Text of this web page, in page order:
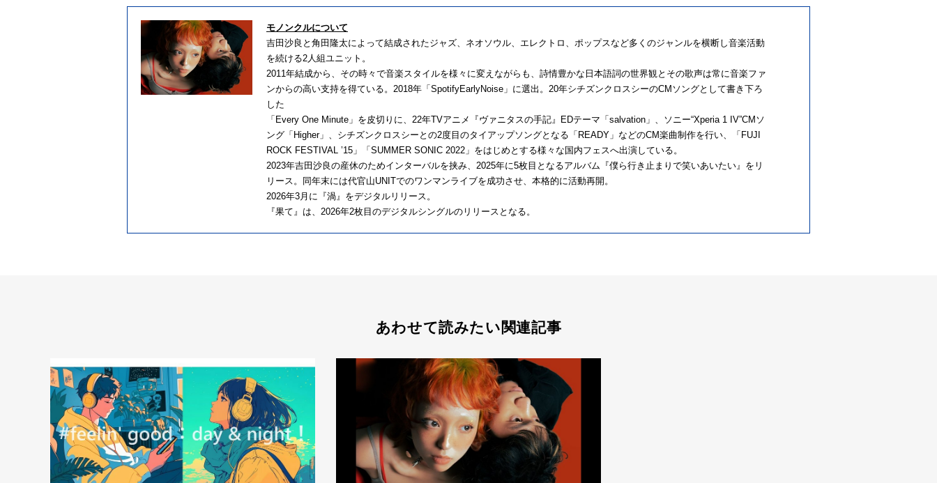
モノンクルについて
吉田沙良と角田隆太によって結成されたジャズ、ネオソウル、エレクトロ、ポップスなど多くのジャンルを横断し音楽活動
を続ける2人組ユニット。
2011年結成から、その時々で音楽スタイルを様々に変えながらも、詩情豊かな日本語詞の世界観とその歌声は常に音楽ファ
ンからの高い支持を得ている。2018年「SpotifyEarlyNoise」に選出。20年シチズンクロスシーのCMソングとして書き下ろ
した
「Every One Minute」を皮切りに、22年TVアニメ『ヴァニタスの手記』EDテーマ「salvation」、ソニー“Xperia 1 IV”CMソ
ング「Higher」、シチズンクロスシーとの2度目のタイアップソングとなる「READY」などのCM楽曲制作を行い、「FUJI
ROCK FESTIVAL ’15」「SUMMER SONIC 2022」をはじめとする様々な国内フェスへ出演している。
2023年吉田沙良の産休のためインターバルを挟み、2025年に5枚目となるアルバム『僕ら行き止まりで笑いあいたい』をリ
リース。同年末には代官山UNITでのワンマンライブを成功させ、本格的に活動再開。
2026年3月に『渦』をデジタルリリース。
『果て』は、2026年2枚目のデジタルシングルのリリースとなる。
あわせて読みたい関連記事